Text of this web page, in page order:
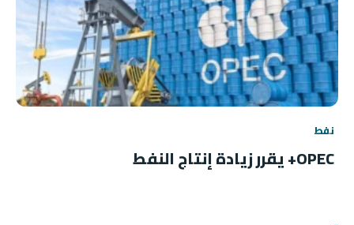
نفط
OPEC+ يقرر زيادة إنتاج النفط